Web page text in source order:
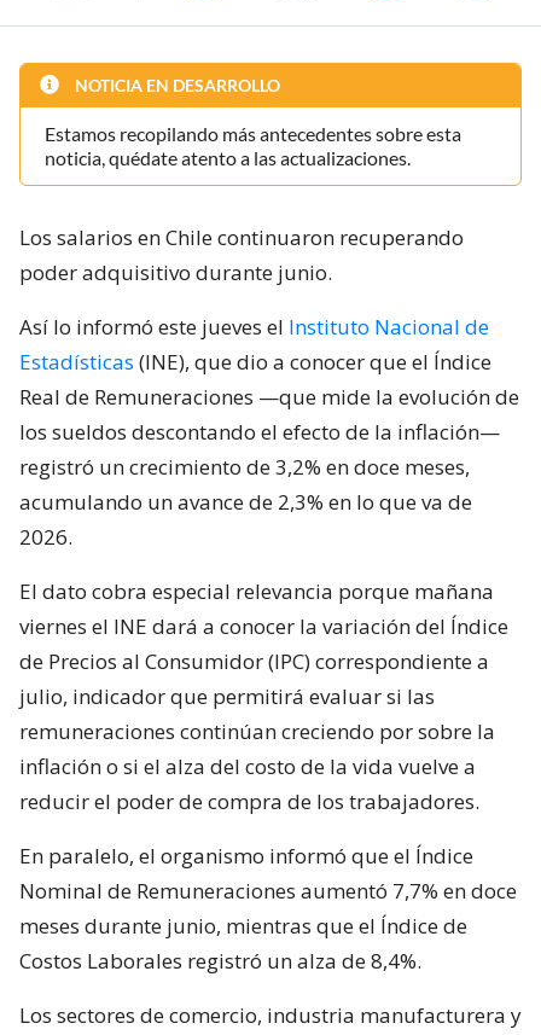
NOTICIA EN DESARROLLO
Estamos recopilando más antecedentes sobre esta
noticia, quédate atento a las actualizaciones.
Los salarios en Chile continuaron recuperando
poder adquisitivo durante junio.
Así lo informó este jueves el Instituto Nacional de
Estadísticas (INE), que dio a conocer que el Índice
Real de Remuneraciones —que mide la evolución de
los sueldos descontando el efecto de la inflación—
registró un crecimiento de 3,2% en doce meses,
acumulando un avance de 2,3% en lo que va de
2026.
El dato cobra especial relevancia porque mañana
viernes el INE dará a conocer la variación del Índice
de Precios al Consumidor (IPC) correspondiente a
julio, indicador que permitirá evaluar si las
remuneraciones continúan creciendo por sobre la
inflación o si el alza del costo de la vida vuelve a
reducir el poder de compra de los trabajadores.
En paralelo, el organismo informó que el Índice
Nominal de Remuneraciones aumentó 7,7% en doce
meses durante junio, mientras que el Índice de
Costos Laborales registró un alza de 8,4%.
Los sectores de comercio, industria manufacturera y